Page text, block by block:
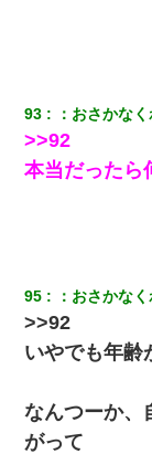
近所のお寺に住み
た。ある日、オッ
走り回っていて…
妹が嘘つきな元カ
ら、旦那の顔が曇
いつもより早く
の？」→
93 ： おさかな
>>92
本当だったら
95 ： おさかな
>>92
いやでも年齢
なんつーか、
がって